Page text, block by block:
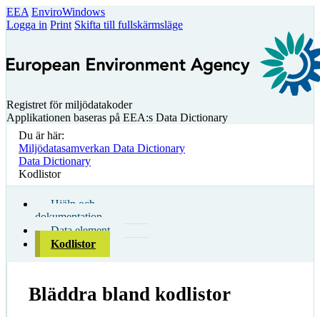
EEA EnviroWindows
Logga in Print Skifta till fullskärmsläge
Registret för miljödatakoder
Applikationen baseras på EEA:s Data Dictionary
Du är här:
Miljödatasamverkan Data Dictionary
Data Dictionary
Kodlistor
Hjälp och
dokumentation
Data element
Kodlistor
Bläddra bland kodlistor